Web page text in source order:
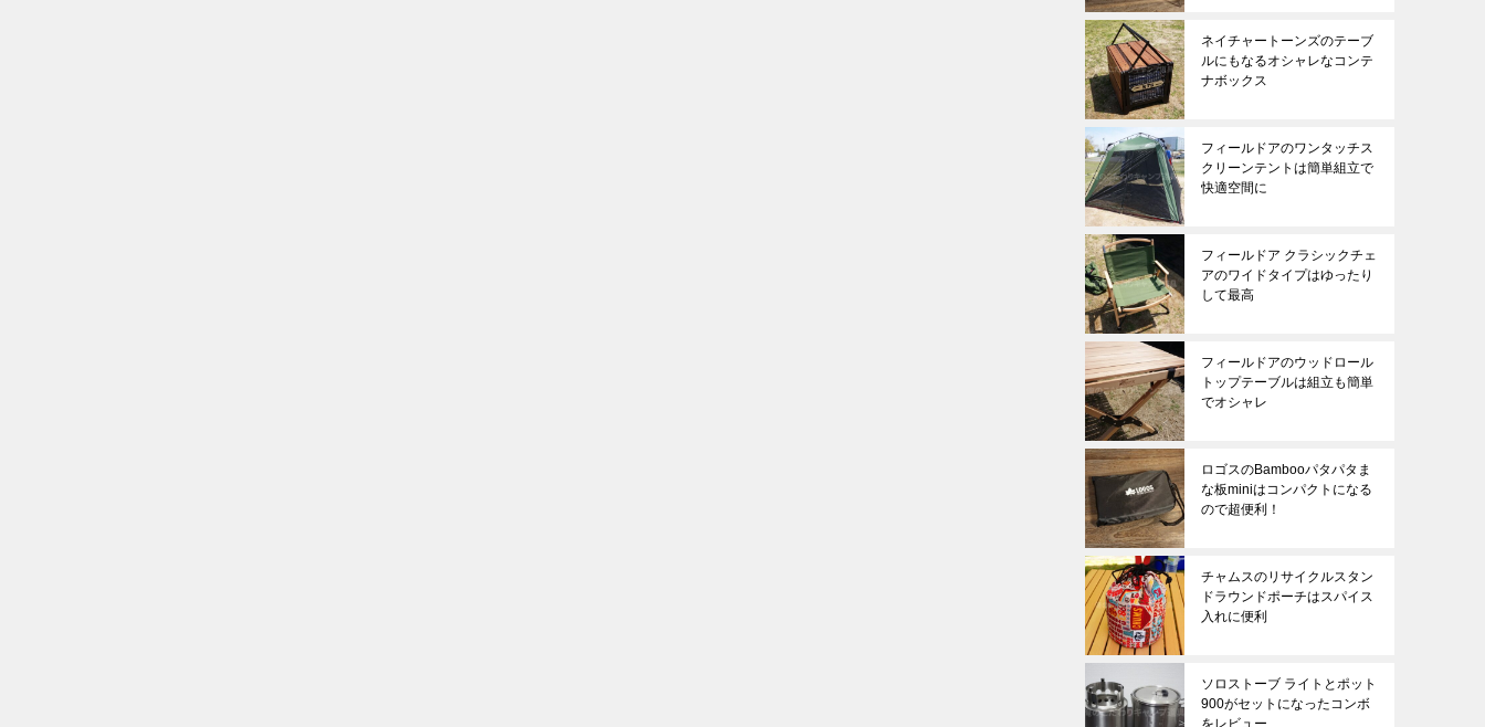
ネイチャートーンズのテーブ
ルにもなるオシャレなコンテ
ナボックス
フィールドアのワンタッチス
クリーンテントは簡単組立で
快適空間に
フィールドア クラシックチェ
アのワイドタイプはゆったり
して最高
フィールドアのウッドロール
トップテーブルは組立も簡単
でオシャレ
ロゴスのBambooパタパタま
な板miniはコンパクトになる
ので超便利！
チャムスのリサイクルスタン
ドラウンドポーチはスパイス
入れに便利
ソロストーブ ライトとポット
900がセットになったコンボ
をレビュー